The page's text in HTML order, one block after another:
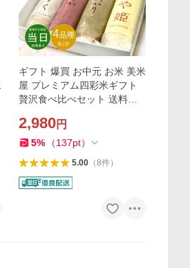
ギフト 爆買 お中元 お米 美米
屋 プレミアム四彩米ギフト
贅沢食べ比べセット 送料無
い お返し 香典返し お供え 熨
斗 のし対応
2,980円
5% （137pt）
5.00（8件）